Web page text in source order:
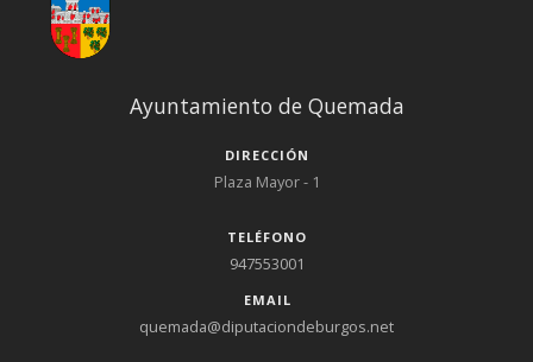
Ayuntamiento de Quemada
DIRECCIÓN
Plaza Mayor - 1
TELÉFONO
947553001
EMAIL
quemada@diputaciondeburgos.net